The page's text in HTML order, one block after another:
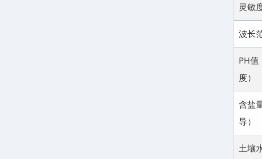
灵敏
波长
PH值
度）
含盐
导）
土壤